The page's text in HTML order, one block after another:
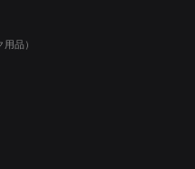
品）